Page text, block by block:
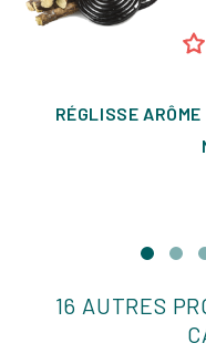
RÉGLISSE
16 AUTRES